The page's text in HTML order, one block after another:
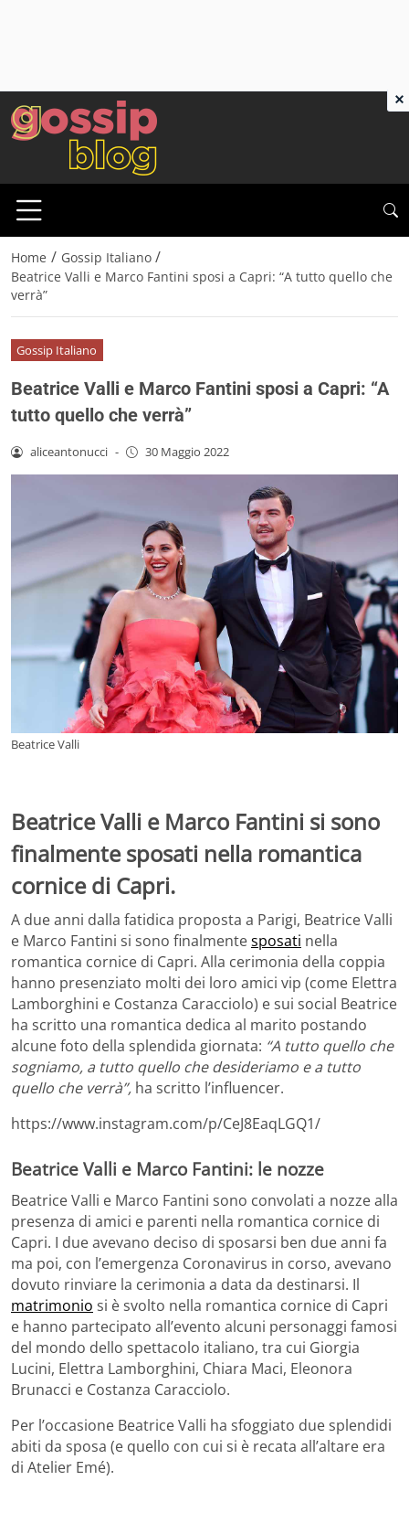
Home / Gossip Italiano /
Beatrice Valli e Marco Fantini sposi a Capri: “A tutto quello che
verrà”
Gossip Italiano
Beatrice Valli e Marco Fantini sposi a Capri: “A
tutto quello che verrà”
aliceantonucci - 30 Maggio 2022
Beatrice Valli
Beatrice Valli e Marco Fantini si sono
finalmente sposati nella romantica
cornice di Capri.
A due anni dalla fatidica proposta a Parigi, Beatrice Valli
e Marco Fantini si sono finalmentesposati nella
romantica cornice di Capri. Alla cerimonia della coppia
hanno presenziato molti dei loro amici vip (come Elettra
Lamborghini e Costanza Caracciolo) e sui social Beatrice
ha scritto una romantica dedica al marito postando
alcune foto della splendida giornata: “A tutto quello che
sogniamo, a tutto quello che desideriamo e a tutto
quello che verrà”, ha scritto l’influencer.
https://www.instagram.com/p/CeJ8EaqLGQ1/
Beatrice Valli e Marco Fantini: le nozze
Beatrice Valli e Marco Fantini sono convolati a nozze alla
presenza di amici e parenti nella romantica cornice di
Capri. I due avevano deciso di sposarsi ben due anni fa
ma poi, con l’emergenza Coronavirus in corso, avevano
dovuto rinviare la cerimonia a data da destinarsi. Il
matrimonio si è svolto nella romantica cornice di Capri
e hanno partecipato all’evento alcuni personaggi famosi
del mondo dello spettacolo italiano, tra cui Giorgia
Lucini, Elettra Lamborghini, Chiara Maci, Eleonora
Brunacci e Costanza Caracciolo.
Per l’occasione Beatrice Valli ha sfoggiato due splendidi
abiti da sposa (e quello con cui si è recata all’altare era
di Atelier Emé).
×